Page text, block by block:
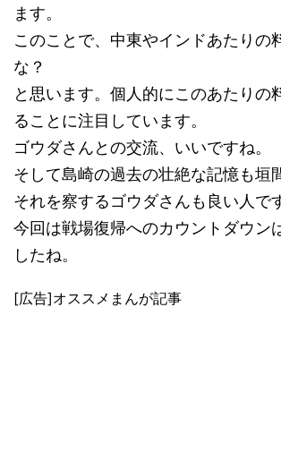
ます。
このことで、中東やインドあたりの
な？
と思います。個人的にこのあたりの
ることに注目しています。
ゴウダさんとの交流、いいですね。
そして島崎の過去の壮絶な記憶も垣
それを察するゴウダさんも良い人で
今回は戦場復帰へのカウントダウン
したね。
[広告]オススメまんが記事